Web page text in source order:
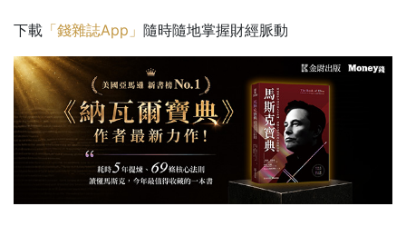
下載 「錢雜誌App」 隨時隨地掌握財經脈動